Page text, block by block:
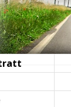
3.0 TDI 245 ch